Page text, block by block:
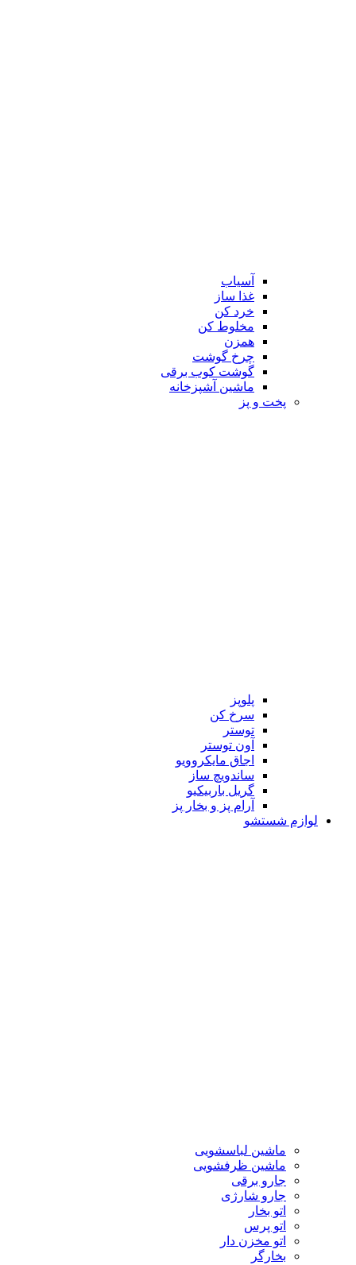
آسیاب
غذا ساز
خرد کن
مخلوط کن
همزن
چرخ گوشت
گوشت کوب برقی
ماشین آشپزخانه
پخت و پز
پلوپز
سرخ کن
توستر
آون توستر
اجاق مایکروویو
ساندویچ ساز
گریل باربیکیو
آرام پز و بخار پز
لوازم شستشو
ماشین لباسشویی
ماشین ظرفشویی
جارو برقی
جارو شارژی
اتو بخار
اتو پرس
اتو مخزن دار
بخارگر